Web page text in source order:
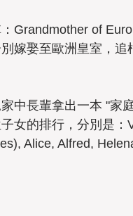
Grandmother of
嫁娶至歐洲皇室，
中長輩拿出一本 "家
女的排行，分別是
Alice, Alfred,